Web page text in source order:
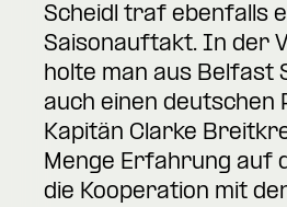
Scheidl traf ebenfalls
Saisonauftakt. In der
holte man aus Belfast
auch einen deutschen
Kapitän Clarke
Menge Erfahrung auf
die Kooperation mit